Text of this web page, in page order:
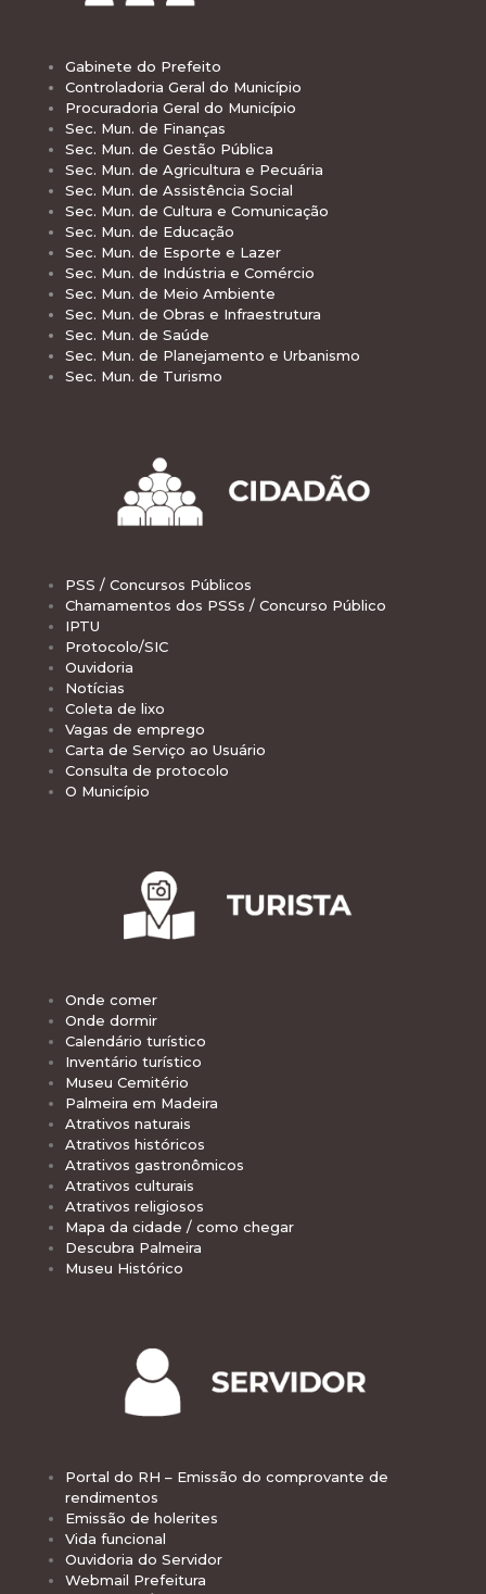
Gabinete do Prefeito
Controladoria Geral do Município
Procuradoria Geral do Município
Sec. Mun. de Finanças
Sec. Mun. de Gestão Pública
Sec. Mun. de Agricultura e Pecuária
Sec. Mun. de Assistência Social
Sec. Mun. de Cultura e Comunicação
Sec. Mun. de Educação
Sec. Mun. de Esporte e Lazer
Sec. Mun. de Indústria e Comércio
Sec. Mun. de Meio Ambiente
Sec. Mun. de Obras e Infraestrutura
Sec. Mun. de Saúde
Sec. Mun. de Planejamento e Urbanismo
Sec. Mun. de Turismo
PSS / Concursos Públicos
Chamamentos dos PSSs / Concurso Público
IPTU
Protocolo/SIC
Ouvidoria
Notícias
Coleta de lixo
Vagas de emprego
Carta de Serviço ao Usuário
Consulta de protocolo
O Município
Onde comer
Onde dormir
Calendário turístico
Inventário turístico
Museu Cemitério
Palmeira em Madeira
Atrativos naturais
Atrativos históricos
Atrativos gastronômicos
Atrativos culturais
Atrativos religiosos
Mapa da cidade / como chegar
Descubra Palmeira
Museu Histórico
Portal do RH – Emissão do comprovante de
rendimentos
Emissão de holerites
Vida funcional
Ouvidoria do Servidor
Webmail Prefeitura